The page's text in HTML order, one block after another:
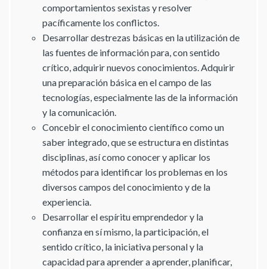
comportamientos sexistas y resolver
pacíficamente los conflictos.
Desarrollar destrezas básicas en la utilización de
las fuentes de información para, con sentido
crítico, adquirir nuevos conocimientos. Adquirir
una preparación básica en el campo de las
tecnologías, especialmente las de la información
y la comunicación.
Concebir el conocimiento científico como un
saber integrado, que se estructura en distintas
disciplinas, así como conocer y aplicar los
métodos para identificar los problemas en los
diversos campos del conocimiento y de la
experiencia.
Desarrollar el espíritu emprendedor y la
confianza en sí mismo, la participación, el
sentido crítico, la iniciativa personal y la
capacidad para aprender a aprender, planificar,